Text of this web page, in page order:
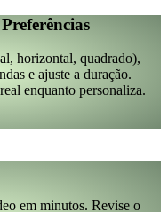
horizontal, quadrado),
e ajuste a duração.
enquanto personaliza.
em minutos. Revise o